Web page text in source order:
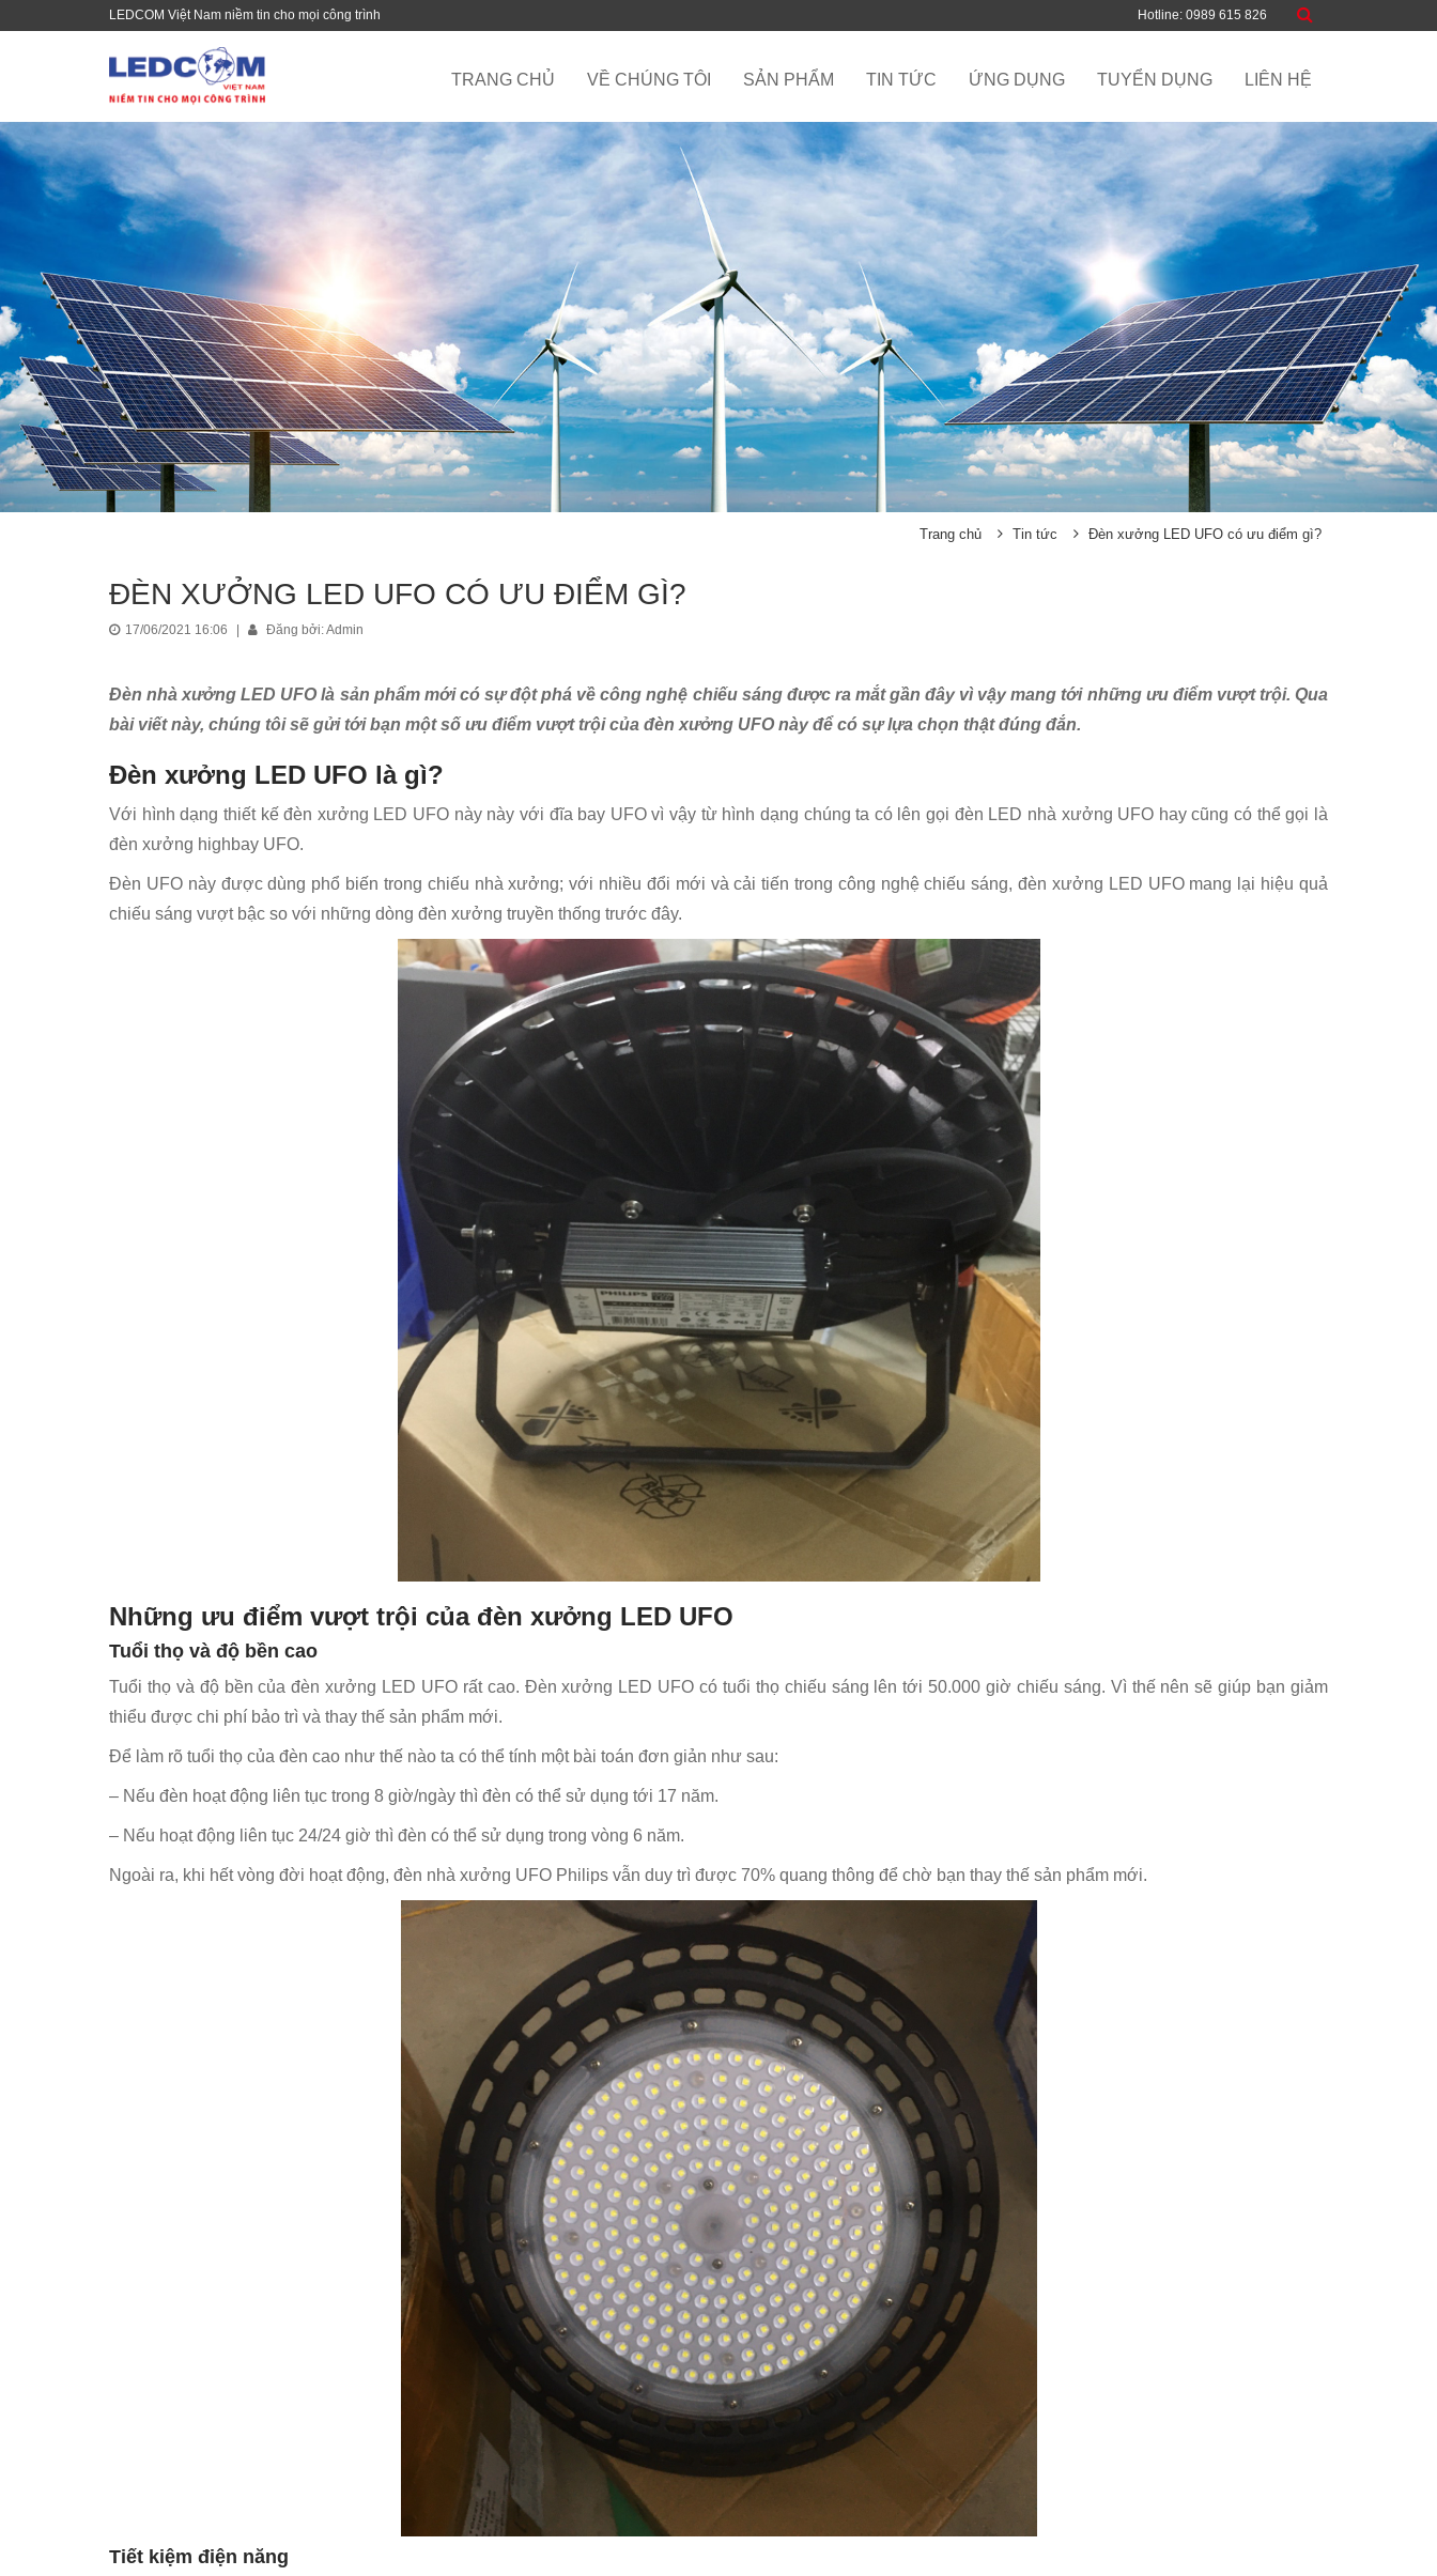
LEDCOM Việt Nam niềm tin cho mọi công trình Hotline: 0989 615 826
TRANG CHỦ VỀ CHÚNG TÔI SẢN PHẨM TIN TỨC ỨNG DỤNG TUYỂN DỤNG LIÊN HỆ
Trang chủ Tin tức Đèn xưởng LED UFO có ưu điểm gì?
ĐÈN XƯỞNG LED UFO CÓ ƯU ĐIỂM GÌ?
17/06/2021 16:06 | Đăng bởi: Admin
Đèn nhà xưởng LED UFO là sản phẩm mới có sự đột phá về công nghệ chiếu sáng được ra mắt gần đây vì vậy mang tới những ưu điểm vượt trội. Qua
bài viết này, chúng tôi sẽ gửi tới bạn một số ưu điểm vượt trội của đèn xưởng UFO này để có sự lựa chọn thật đúng đắn.
Đèn xưởng LED UFO là gì?
Với hình dạng thiết kế đèn xưởng LED UFO này này với đĩa bay UFO vì vậy từ hình dạng chúng ta có lên gọi đèn LED nhà xưởng UFO hay cũng có thể gọi là
đèn xưởng highbay UFO.
Đèn UFO này được dùng phổ biến trong chiếu nhà xưởng; với nhiều đổi mới và cải tiến trong công nghệ chiếu sáng, đèn xưởng LED UFO mang lại hiệu quả
chiếu sáng vượt bậc so với những dòng đèn xưởng truyền thống trước đây.
Những ưu điểm vượt trội của đèn xưởng LED UFO
Tuổi thọ và độ bền cao
Tuổi thọ và độ bền của đèn xưởng LED UFO rất cao. Đèn xưởng LED UFO có tuổi thọ chiếu sáng lên tới 50.000 giờ chiếu sáng. Vì thế nên sẽ giúp bạn giảm
thiểu được chi phí bảo trì và thay thế sản phẩm mới.
Để làm rõ tuổi thọ của đèn cao như thế nào ta có thể tính một bài toán đơn giản như sau:
– Nếu đèn hoạt động liên tục trong 8 giờ/ngày thì đèn có thể sử dụng tới 17 năm.
– Nếu hoạt động liên tục 24/24 giờ thì đèn có thể sử dụng trong vòng 6 năm.
Ngoài ra, khi hết vòng đời hoạt động, đèn nhà xưởng UFO Philips vẫn duy trì được 70% quang thông để chờ bạn thay thế sản phẩm mới.
Tiết kiệm điện năng